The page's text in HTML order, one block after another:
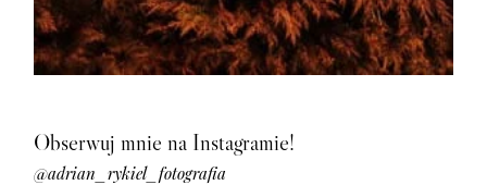
Obserwuj mnie na Instagramie!
@adrian_rykiel_fotografia